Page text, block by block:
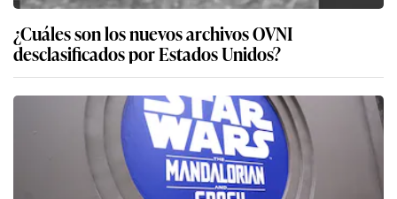
¿Cuáles son los nuevos archivos OVNI
desclasificados por Estados Unidos?